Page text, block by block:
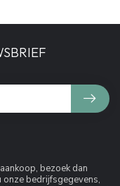
bezoek dan
onze bedrijfsgegevens,